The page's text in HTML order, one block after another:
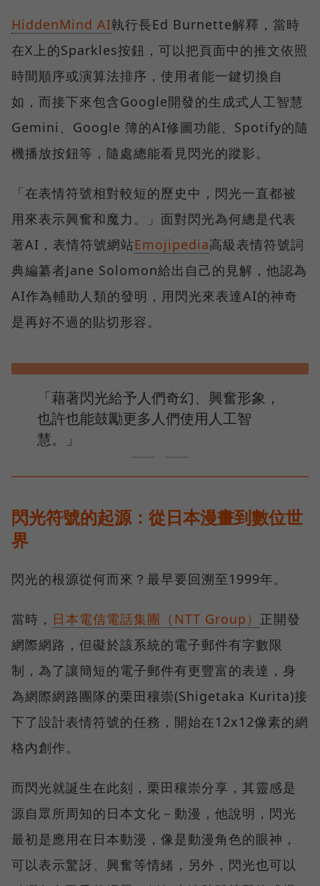
HiddenMind AI執行長Ed Burnette解釋，當時
在X上的Sparkles按鈕，可以把頁面中的推文依照
時間順序或演算法排序，使用者能一鍵切換自
如，而接下來包含Google開發的生成式人工智慧
Gemini、Google 簿的AI修圖功能、Spotify的隨
機播放按鈕等，隨處總能看見閃光的蹤影。
「在表情符號相對較短的歷史中，閃光一直都被
用來表示興奮和魔力。」面對閃光為何總是代表
著AI，表情符號網站Emojipedia高級表情符號詞
典編纂者Jane Solomon給出自己的見解，他認為
AI作為輔助人類的發明，用閃光來表達AI的神奇
是再好不過的貼切形容。
「藉著閃光給予人們奇幻、興奮形象，
也許也能鼓勵更多人們使用人工智
慧。」
閃光符號的起源：從日本漫畫到數位世
界
閃光的根源從何而來？最早要回溯至1999年。
當時， 日本電信電話集團（NTT Group） 正開發
網際網路，但礙於該系統的電子郵件有字數限
制，為了讓簡短的電子郵件有更豐富的表達，身
為網際網路團隊的栗田穰崇(Shigetaka Kurita)接
下了設計表情符號的任務，開始在12x12像素的網
格內創作。
而閃光就誕生在此刻，栗田穰崇分享，其靈感是
源自眾所周知的日本文化－動漫，他說明，閃光
最初是應用在日本動漫，像是動漫角色的眼神，
可以表示驚訝、興奮等情緒，另外，閃光也可以